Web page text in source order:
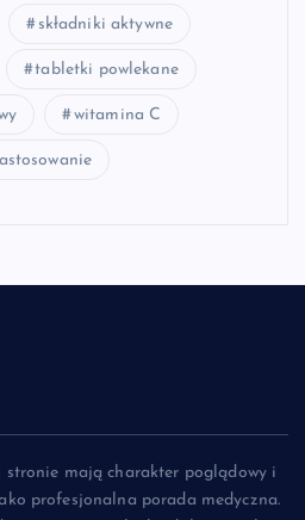
składniki aktywne
tabletki powlekane
witamina C
stronie mają charakter poglądowy i
profesjonalna porada medyczna.